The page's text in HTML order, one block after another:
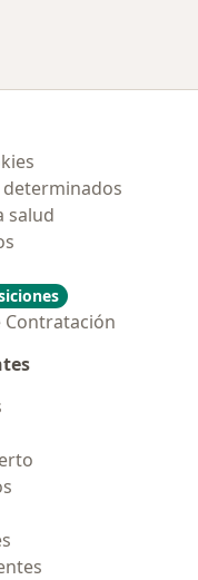
salud
Contratación